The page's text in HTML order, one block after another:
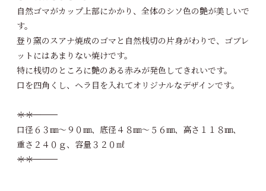
自然ゴマがカップ上部にかかり、全体のシソ色の艶が美しいで
す。
登り窯のスアナ焼成のゴマと自然桟切の片身がわりで、ゴブレ
ットにはあまりない焼けです。
特に桟切のところに艶のある赤みが発色してきれいです。
口を四角くし、ヘラ目を入れてオリジナルなデザインです。
――――――――――――＊＊――――――――――――
口径６３㎜～９０㎜、底径４８㎜～５６㎜、高さ１１８㎜、
重さ２４０ｇ、容量３２０㎖
――――――――――――＊＊――――――――――――